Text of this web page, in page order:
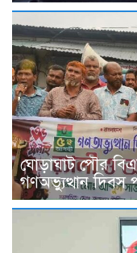
ঘোড়াঘাট পৌর
গণঅভ্যুত্থান দিবস